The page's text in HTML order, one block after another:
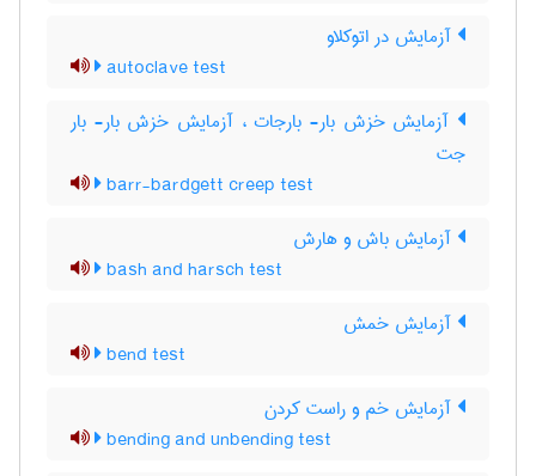
آزمایش در اتوکلاو
autoclave test
آزمایش خزش بار- بارجات ، آزمایش خزش بار- بار
جت
barr-bardgett creep test
آزمایش باش و هارش
bash and harsch test
آزمایش خمش
bend test
آزمایش خم و راست کردن
bending and unbending test